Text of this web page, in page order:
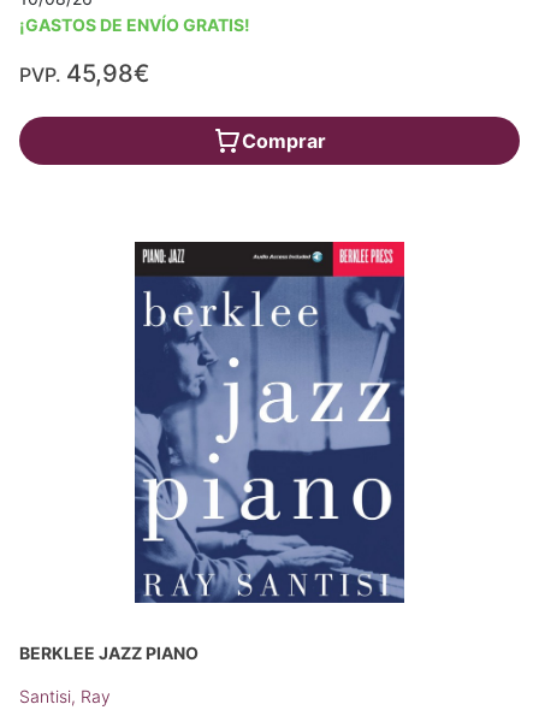
¡GASTOS DE ENVÍO GRATIS!
PVP. 45,98€
Comprar
BERKLEE JAZZ PIANO
Santisi, Ray